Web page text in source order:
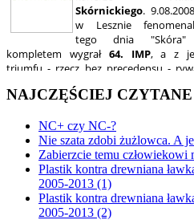
NAJCZĘŚCIEJ CZYTANE
NC+ czy NC-?
Nie szata zdobi żużlowca. A
Zabierzcie temu człowiekowi
Plastik kontra drewniana
2005-2013 (1)
Plastik kontra drewniana
2005-2013 (2)